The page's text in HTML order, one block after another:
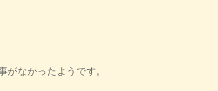
がなかったようです。